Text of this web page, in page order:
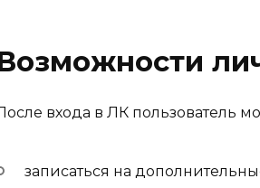
входа в ЛК пользователь
записаться на